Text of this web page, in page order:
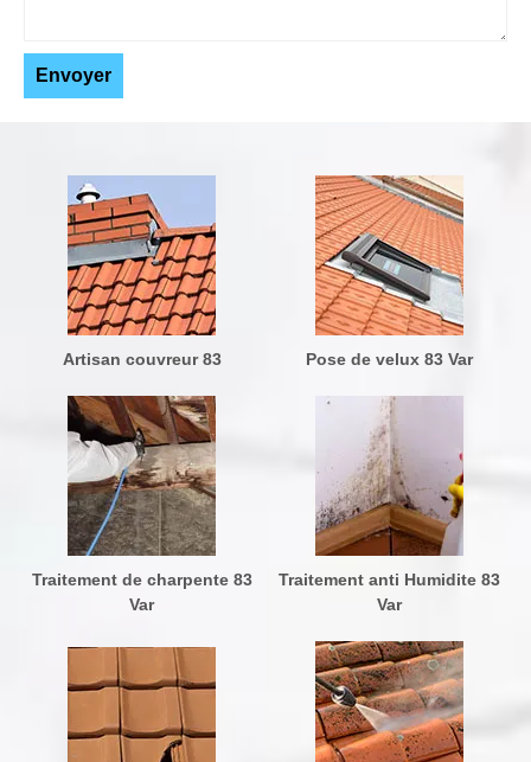
Artisan couvreur 83 Pose de velux 83 Var
Traitement de charpente 83
Var
Traitement anti Humidite 83
Var